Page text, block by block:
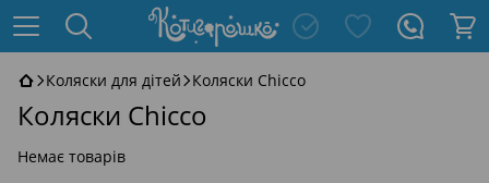
Коляски для дітей Коляски Chicco
Коляски Chicco
Немає товарів